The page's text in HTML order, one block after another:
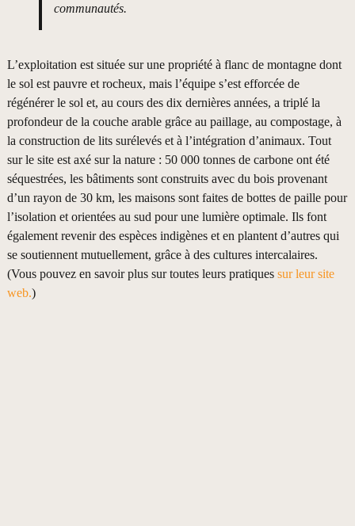
communautés.
L’exploitation est située sur une propriété à flanc de montagne dont
le sol est pauvre et rocheux, mais l’équipe s’est efforcée de
régénérer le sol et, au cours des dix dernières années, a triplé la
profondeur de la couche arable grâce au paillage, au compostage, à
la construction de lits surélevés et à l’intégration d’animaux. Tout
sur le site est axé sur la nature : 50 000 tonnes de carbone ont été
séquestrées, les bâtiments sont construits avec du bois provenant
d’un rayon de 30 km, les maisons sont faites de bottes de paille pour
l’isolation et orientées au sud pour une lumière optimale. Ils font
également revenir des espèces indigènes et en plantent d’autres qui
se soutiennent mutuellement, grâce à des cultures intercalaires.
(Vous pouvez en savoir plus sur toutes leurs pratiques sur leur site
web.)